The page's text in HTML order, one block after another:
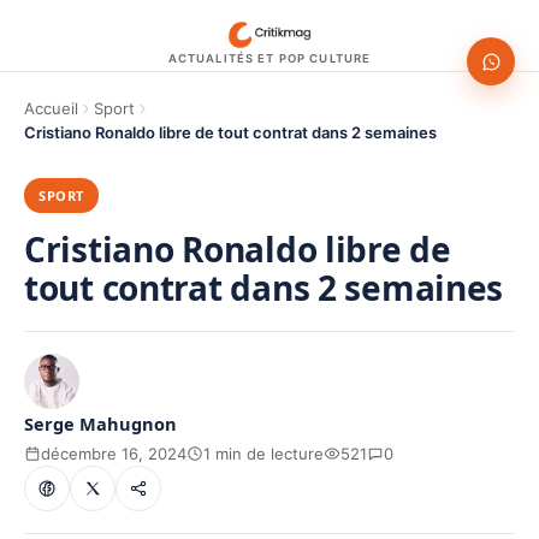
ACTUALITÉS ET POP CULTURE
Accueil
Sport
Cristiano Ronaldo libre de tout contrat dans 2 semaines
SPORT
Cristiano Ronaldo libre de
tout contrat dans 2 semaines
Serge Mahugnon
décembre 16, 2024 1 min de lecture 521 0